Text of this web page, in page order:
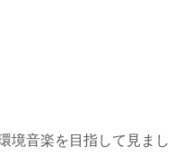
境音楽を目指して見まし